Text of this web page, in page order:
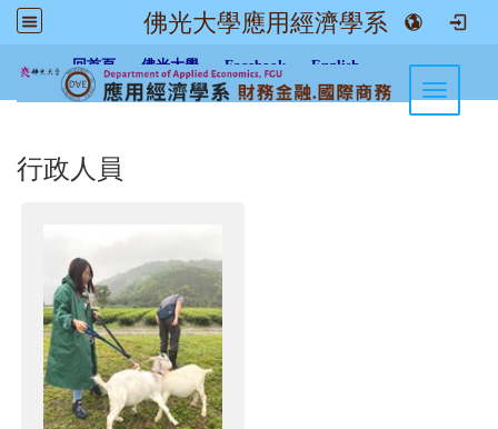
佛光大學應用經濟學系
回首頁 佛光大學 Facebook English
Toggle
行政人員